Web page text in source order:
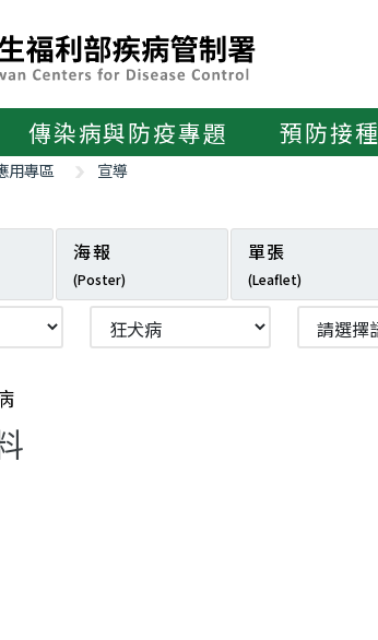
傳染病與防疫專題 預防接種
用專區 宣導
海報
(Poster)
單張
(Leaflet)